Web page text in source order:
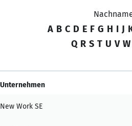
A B C D E F G H I J
Q R S T U V W
Unternehmen
New Work SE